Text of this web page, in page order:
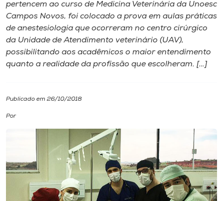
I.nova
Diplomados
Cultura
CPA
Biblioteca
Editora
Rádio
pertencem ao curso de Medicina Veterinária da Unoesc
Campos Novos, foi colocado a prova em aulas práticas
de anestesiologia que ocorreram no centro cirúrgico
da Unidade de Atendimento veterinário (UAV),
possibilitando aos acadêmicos o maior entendimento
quanto a realidade da profissão que escolheram. […]
Publicado em 26/10/2018
Por